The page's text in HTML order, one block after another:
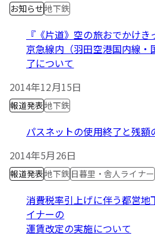
お知らせ地下鉄
『《片道》空の旅おでかけき
京急線内（羽田空港国内線
了について
2014年12月15日
報道発表地下鉄
パスネットの使用終了と残額
2014年5月26日
報道発表地下鉄 日暮里・舎人ライナー
消費税率引上げに伴う都営地
イナーの
運賃改定の実施について